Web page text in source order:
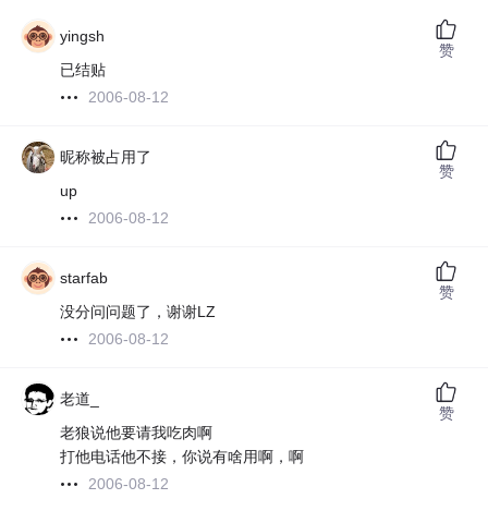
yingsh
已结贴
2006-08-12
赞
昵称被占用了
up
2006-08-12
赞
starfab
没分问问题了，谢谢LZ
2006-08-12
赞
老道_
老狼说他要请我吃肉啊
打他电话他不接，你说有啥用啊，啊
2006-08-12
赞